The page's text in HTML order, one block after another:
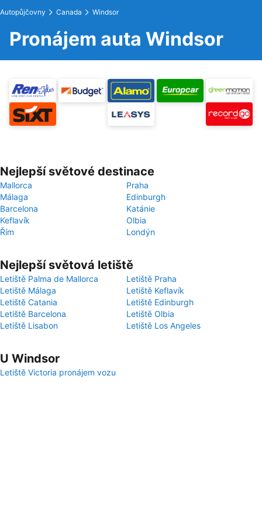
Autopůjčovny Canada Windsor
Pronájem auta Windsor
Nejlepší světové destinace
Mallorca
Praha
Málaga
Edinburgh
Barcelona
Katánie
Keflavík
Olbia
Řím
Londýn
Nejlepší světová letiště
Letiště Palma de Mallorca
Letiště Praha
Letiště Málaga
Letiště Keflavík
Letiště Catania
Letiště Edinburgh
Letiště Barcelona
Letiště Olbia
Letiště Lisabon
Letiště Los Angeles
U Windsor
Letiště Victoria pronájem vozu